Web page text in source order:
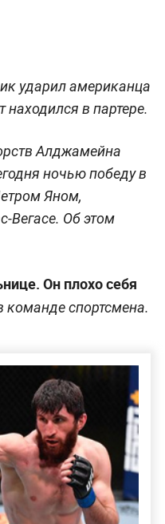
ударил американца
находился в партере.
Алджамейна
ночью победу в
Яном,
Вегасе. Об этом
Он плохо себя
команде спортсмена.